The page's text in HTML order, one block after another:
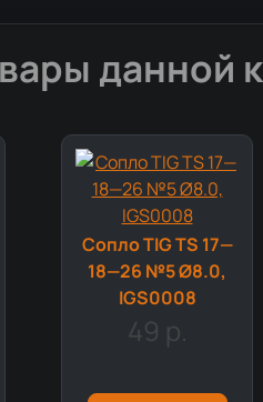
данной
Сопло TIG TS 17—
18—26 №5 Ø8.0,
IGS0008
49 р.